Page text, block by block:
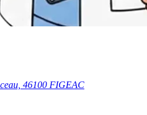
46100 FIGEAC